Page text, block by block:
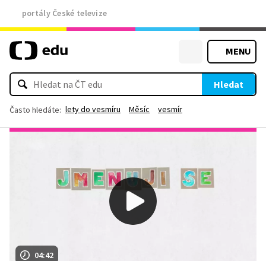
portály České televize
MENU
Hledat
Často hledáte: lety do vesmíru Měsíc vesmír
04:42